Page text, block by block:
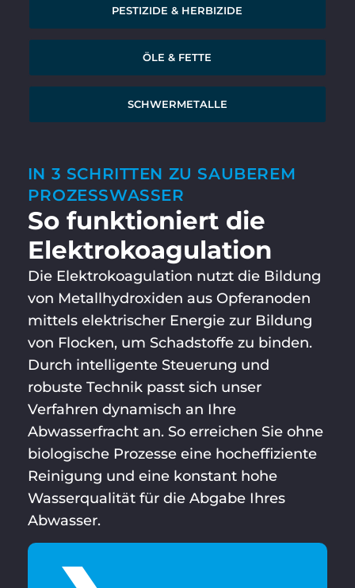
PESTIZIDE & HERBIZIDE
ÖLE & FETTE
SCHWERMETALLE
IN 3 SCHRITTEN ZU SAUBEREM
PROZESSWASSER
So funktioniert die
Elektro­koagulation
Die Elektrokoagulation nutzt die Bildung
von Metallhydroxiden aus Opferanoden
mittels elektrischer Energie zur Bildung
von Flocken, um Schadstoffe zu binden.
Durch intelligente Steuerung und
robuste Technik passt sich unser
Verfahren dynamisch an Ihre
Abwasserfracht an. So erreichen Sie ohne
biologische Prozesse eine hocheffiziente
Reinigung und eine konstant hohe
Wasserqualität für die Abgabe Ihres
Abwasser.